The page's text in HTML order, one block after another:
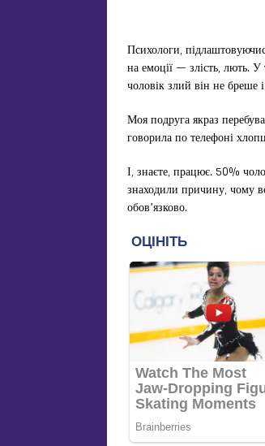
Психологи,
на емоції — злість, лють.
чоловік злий він не бреше
Моя подруга якраз
говорила по телефоні
І, знаєте, працює. 50%
знаходили причину, чому
обов’язково.